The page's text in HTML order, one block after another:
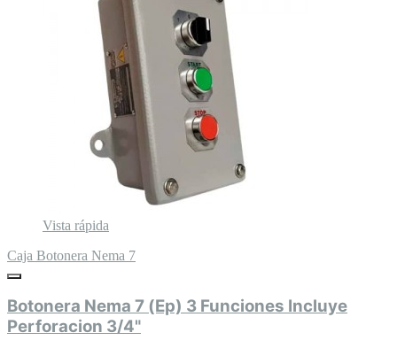
Vista rápida
Caja Botonera Nema 7
Botonera Nema 7 (Ep) 3 Funciones Incluye
Perforacion 3/4"